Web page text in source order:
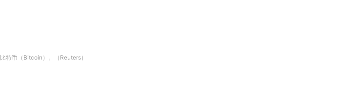
特币（Bitcoin）。（Reuters）